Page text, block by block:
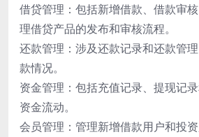
借贷管理：包括新增借款、借款审
理借贷产品的发布和审核流程。
还款管理：涉及还款记录和还款管
款情况。
资金管理：包括充值记录、提现记
资金流动。
会员管理：管理新增借款用户和投